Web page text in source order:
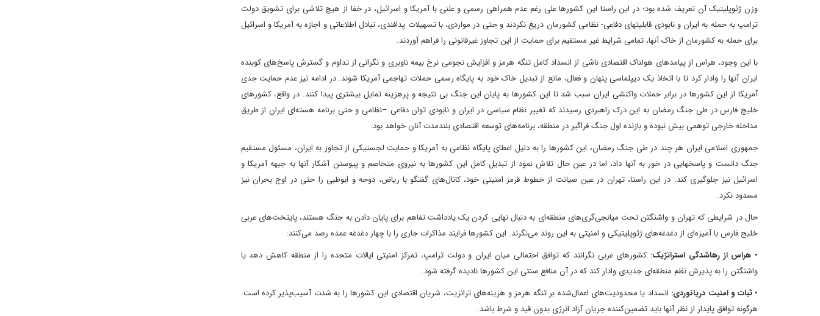
وزن ژئوپلیتیک آن تعریف شده بود؛ در این راستا این کشورها علی رغم عدم همراهی رسمی و علنی با آمریکا و اسرائیل، در خفا از هیچ تلاشی برای تشویق دولت
ترامپ به حمله به ایران و نابودی قابلیتهای دفاعی- نظامی کشورمان دریغ نکردند و حتی در مواردی، با تسهیلات پدافندی، تبادل اطلاعاتی و اجازه به آمریکا و اسرائیل
برای حمله به کشورمان از خاک آنها، تمامی شرایط غیر مستقیم برای حمایت از این تجاوز غیرقانونی را فراهم آوردند.
با این وجود، هراس از پیامدهای هولناک اقتصادی ناشی از انسداد کامل تنگه هرمز و افزایش نجومی نرخ بیمه ناوبری و نگرانی از تداوم و گسترش پاسخ‌های کوبنده
ایران آنها را وادار کرد تا با اتخاذ یک دیپلماسی پنهان و فعال، مانع از تبدیل خاک خود به پایگاه رسمی حملات تهاجمی آمریکا شوند. در ادامه نیز عدم حمایت جدی
آمریکا از این کشورها در برابر حملات واکنشی ایران سبب شد تا این کشورها به پایان این جنگ بی نتیجه و پرهزینه تمایل بیشتری پیدا کنند. در واقع، کشورهای
خلیج فارس در طی جنگ رمضان به این درک راهبردی رسیدند که تغییر نظام سیاسی در ایران و نابودی توان دفاعی –نظامی و حتی برنامه هسته‌ای ایران از طریق
مداخله خارجی توهمی بیش نبوده و بازنده اول جنگ فراگیر در منطقه، برنامه‌های توسعه اقتصادی بلندمدت آنان خواهد بود.
جمهوری اسلامی ایران هر چند در طی جنگ رمضان، این کشورها را به دلیل اعطای پایگاه نظامی به آمریکا و حمایت لجستیکی از تجاوز به ایران، مسئول مستقیم
جنگ دانست و پاسخهایی در خور به آنها داد، اما در عین حال تلاش نمود از تبدیل کامل این کشورها به نیروی متخاصم و پیوستن آشکار آنها به جبهه آمریکا و
اسرائیل نیز جلوگیری کند. در این راستا، تهران در عین صیانت از خطوط قرمز امنیتی خود، کانال‌های گفتگو با ریاض، دوحه و ابوظبی را حتی در اوج بحران نیز
مسدود نکرد.
حال در شرایطی که تهران و واشنگتن تحت میانجی‌گری‌های منطقه‌ای به دنبال نهایی کردن یک یادداشت تفاهم برای پایان دادن به جنگ هستند، پایتخت‌های عربی
خلیج فارس با آمیزه‌ای از دغدغه‌های ژئوپلیتیکی و امنیتی به این روند می‌نگرند. این کشورها فرایند مذاکرات جاری را با چهار دغدغه عمده رصد می‌کنند:
• هراس از رهاشدگی استراتژیک: کشورهای عربی نگرانند که توافق احتمالی میان ایران و دولت ترامپ، تمرکز امنیتی ایالات متحده را از منطقه کاهش دهد یا
واشنگتن را به پذیرش نظم منطقه‌ای جدیدی وادار کند که در آن منافع سنتی این کشورها نادیده گرفته شود.
• ثبات و امنیت دریانوردی: انسداد یا محدودیت‌های اعمال‌شده بر تنگه هرمز و هزینه‌های ترانزیت، شریان اقتصادی این کشورها را به شدت آسیب‌پذیر کرده است.
هرگونه توافق پایدار از نظر آنها باید تضمین‌کننده جریان آزاد انرژی بدون قید و شرط باشد.